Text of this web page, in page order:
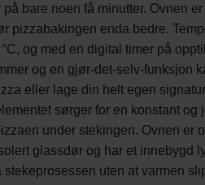
på bare noen få minutter. Ovnen
pizzabakingen enda bedre.
og med en digital timer på
og en gjør-det-selv-funksjon
eller lage din helt egen
sørger for en konstant og
under stekingen. Ovnen er
glassdør og har et innebygd
stekeprosessen uten at varmen